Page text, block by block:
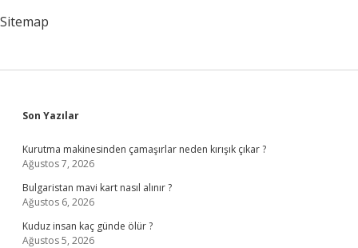
Sitemap
Sidebar
Son Yazılar
Kurutma makinesinden çamaşırlar neden kırışık çıkar ?
Ağustos 7, 2026
Bulgaristan mavi kart nasıl alınır ?
Ağustos 6, 2026
Kuduz insan kaç günde ölür ?
Ağustos 5, 2026